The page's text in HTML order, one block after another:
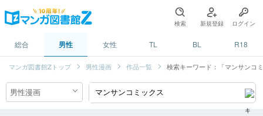
検索 新規登録 ログイン
総合 男性 女性 TL BL R18
マンガ図書館Zトップ 男性漫画 作品一覧 検索キーワード：「マンサンコ